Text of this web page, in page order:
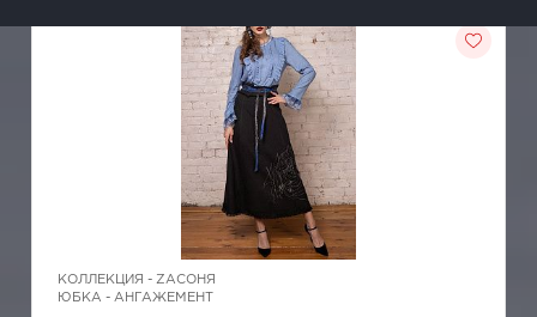
КОЛЛЕКЦИЯ - ZAСОНЯ
ЮБКА - АНГАЖЕМЕНТ